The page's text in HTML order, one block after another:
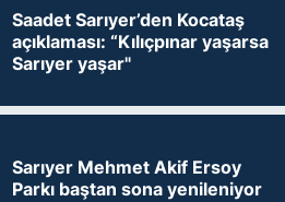
Saadet Sarıyer’den Kocataş
açıklaması: “Kılıçpınar yaşarsa
Sarıyer yaşar"
Sarıyer Mehmet Akif Ersoy
Parkı baştan sona yenileniyor